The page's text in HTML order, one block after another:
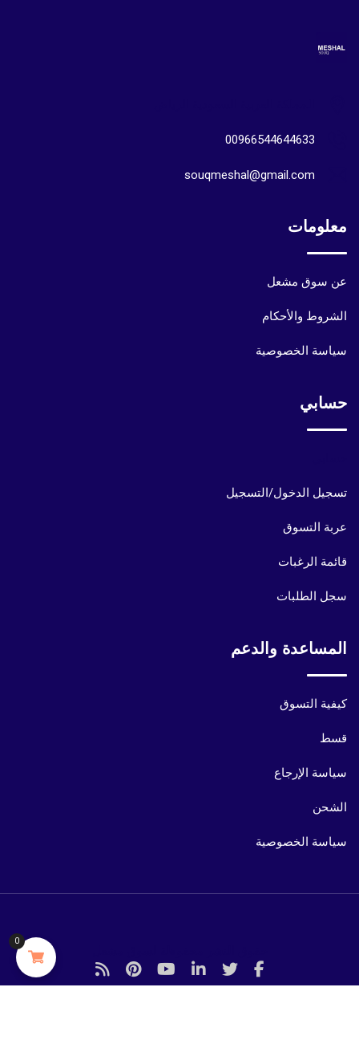
00966544644633
souqmeshal@gmail.com
معلومات
عن سوق مشعل
الشروط والأحكام
سياسة الخصوصية
حسابي
تسجيل الدخول/التسجيل
عربة التسوق
قائمة الرغبات
سجل الطلبات
المساعدة والدعم
كيفية التسوق
قسط
سياسة الإرجاع
الشحن
سياسة الخصوصية
0